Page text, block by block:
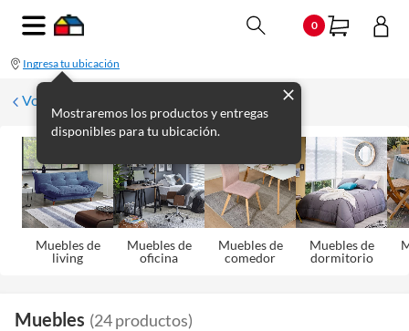
0
Ingresa tu ubicación
Mostraremos los productos y entregas
disponibles para tu ubicación.
Volver
Muebles de
living
Muebles de
oficina
Muebles de
comedor
Muebles de
dormitorio
Muebles (24productos)